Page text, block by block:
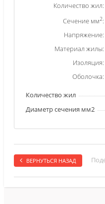
Количество жил:
Сечение мм2:
Напряжение:
Материал жилы:
Изоляция:
Оболочка:
Количество жил
Диаметр сечения мм2
ВЕРНУТЬСЯ НАЗАД